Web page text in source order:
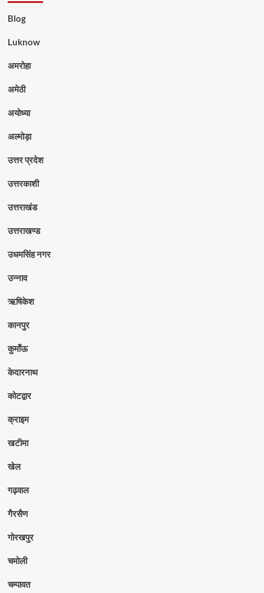
Blog
Luknow
अमरोहा
अमेठी
अयोध्या
अल्मोड़ा
उत्तर प्रदेश
उत्तरकाशी
उत्तराखंड
उत्तराखण्ड
उधमसिंह नगर
उन्नाव
ऋषिकेश
कानपुर
कुमाँऊ
केदारनाथ
कोटद्वार
क्राइम
खटीमा
खेल
गढ़वाल
गैरसैण
गोरखपुर
चमोली
चम्पावत